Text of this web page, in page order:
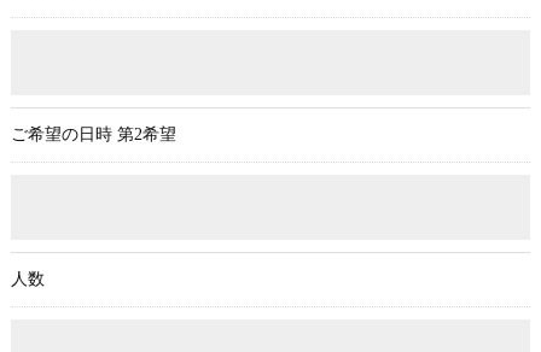
ご希望の日時 第2希望
人数